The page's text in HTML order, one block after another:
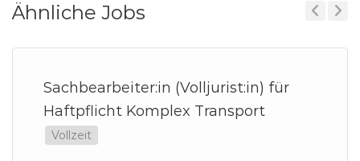
Ähnliche Jobs
Sachbearbeiter:in (Volljurist:in) für
Haftpflicht Komplex Transport
Vollzeit